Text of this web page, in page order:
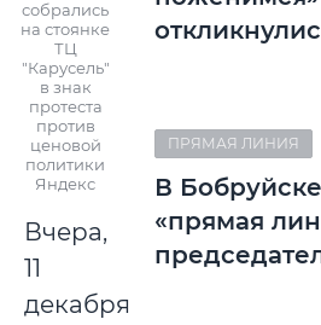
собрались
на стоянке
ТЦ
"Карусель"
в знак
протеста
против
ценовой
политики
Яндекс
Вчера,
11
декабря,
ПРЯМАЯ ЛИНИЯ
В
«прямая